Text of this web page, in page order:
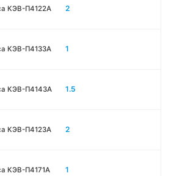
КЭВ-П4122A 2
КЭВ-П4133A 1
КЭВ-П4143A 1.5
КЭВ-П4123A 2
КЭВ-П4171A 1